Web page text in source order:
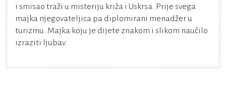
i smisao traži u misteriju križa i Uskrsa. Prije svega
majka njegovateljica pa diplomirani menadžer u
turizmu. Majka koju je dijete znakom i slikom naučilo
izraziti ljubav.